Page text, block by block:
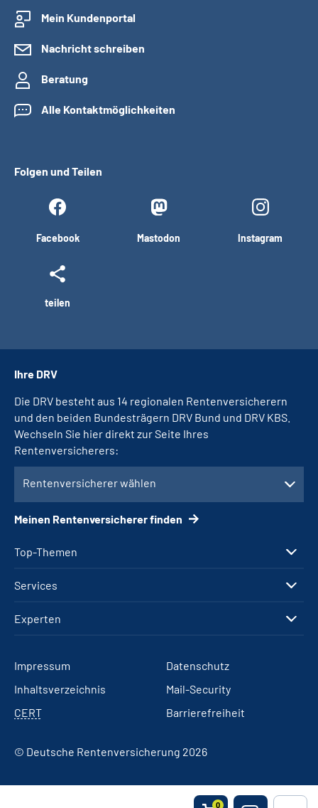
0
Mein Kundenportal
Nachricht schreiben
Beratung
Alle Kontaktmöglichkeiten
Folgen und Teilen
Facebook Mastodon Instagram
teilen
Top-Themen
Services
Experten
Ihre DRV
Die DRV besteht aus 14 regionalen Rentenversicherern
und den beiden Bundesträgern DRV Bund und DRV KBS.
Wechseln Sie hier direkt zur Seite Ihres
Rentenversicherers:
Rentenversicherer wählen
Meinen Rentenversicherer finden
Impressum
Datenschutz
Inhaltsverzeichnis
Mail-Security
CERT
Barrierefreiheit
© Deutsche Rentenversicherung 2026